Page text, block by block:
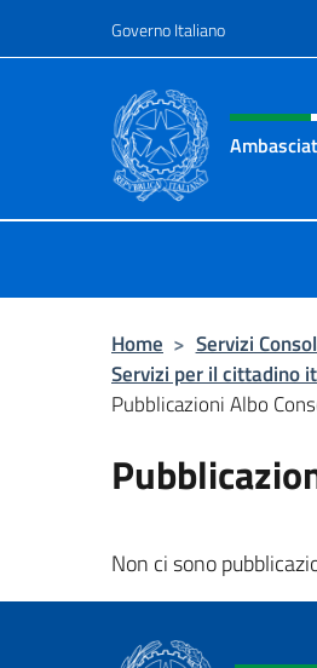
Governo Italiano
Intestazione
Home > Servizi
Servizi per il cittadino
Pubblicazioni Albo
Non ci sono